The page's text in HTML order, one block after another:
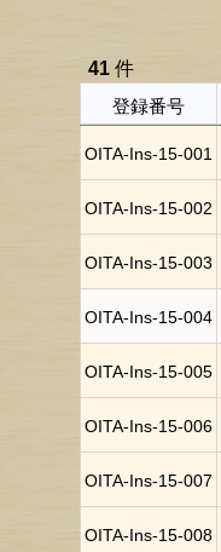
41 件
登録番号
OITA-Ins-15-001
OITA-Ins-15-002
OITA-Ins-15-003
OITA-Ins-15-004
OITA-Ins-15-005
OITA-Ins-15-006
OITA-Ins-15-007
OITA-Ins-15-008